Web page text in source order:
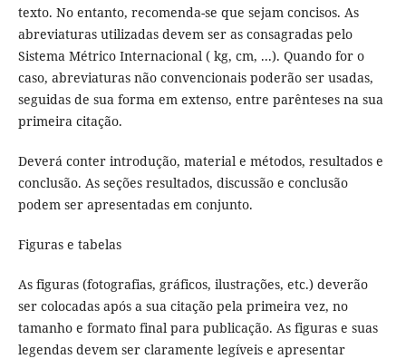
texto. No entanto, recomenda-se que sejam concisos. As
abreviaturas utilizadas devem ser as consagradas pelo
Sistema Métrico Internacional ( kg, cm, ...). Quando for o
caso, abreviaturas não convencionais poderão ser usadas,
seguidas de sua forma em extenso, entre parênteses na sua
primeira citação.
Deverá conter introdução, material e métodos, resultados e
conclusão. As seções resultados, discussão e conclusão
podem ser apresentadas em conjunto.
Figuras e tabelas
As figuras (fotografias, gráficos, ilustrações, etc.) deverão
ser colocadas após a sua citação pela primeira vez, no
tamanho e formato final para publicação. As figuras e suas
legendas devem ser claramente legíveis e apresentar